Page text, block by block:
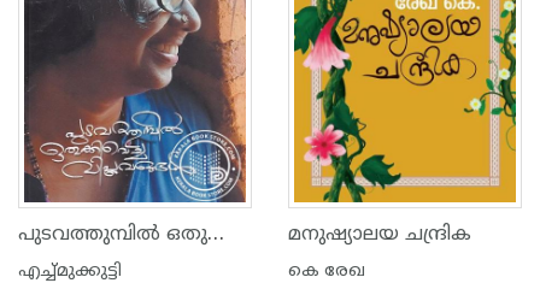
പുടവത്തുമ്പിൽ ഒതുക്കിവെച്ച വിപ്ലവങ്ങള്‍
എച്ച്മുക്കുട്ടി
മനുഷ്യാലയ ചന്ദ്രിക
കെ രേഖ